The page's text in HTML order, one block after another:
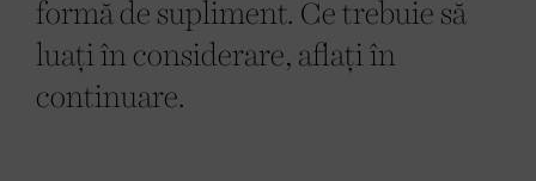
formă de supliment. Ce trebuie să
luați în considerare, aflați în
continuare.